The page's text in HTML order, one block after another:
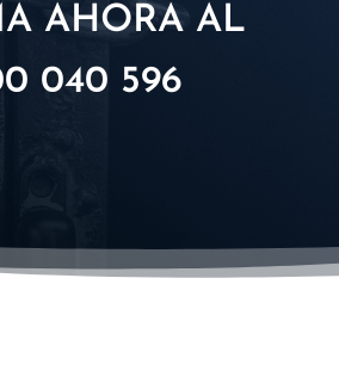
AHORA AL
040 596